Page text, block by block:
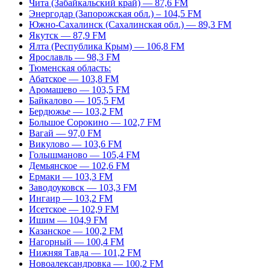
Чита (Забайкальский край) — 87,6 FM
Энергодар (Запорожская обл.) – 104,5 FM
Южно-Сахалинск (Сахалинская обл.) — 89,3 FM
Якутск — 87,9 FM
Ялта (Республика Крым) — 106,8 FM
Ярославль — 98,3 FM
Тюменская область:
Абатское — 103,8 FM
Аромашево — 103,5 FM
Байкалово — 105,5 FM
Бердюжье — 103,2 FM
Большое Сорокино — 102,7 FM
Вагай — 97,0 FM
Викулово — 103,6 FM
Голышманово — 105,4 FM
Демьянское — 102,6 FM
Ермаки — 103,3 FM
Заводоуковск — 103,3 FM
Ингаир — 103,2 FM
Исетское — 102,9 FM
Ишим — 104,9 FM
Казанское — 100,2 FM
Нагорный — 100,4 FM
Нижняя Тавда — 101,2 FM
Новоалександровка — 100,2 FM